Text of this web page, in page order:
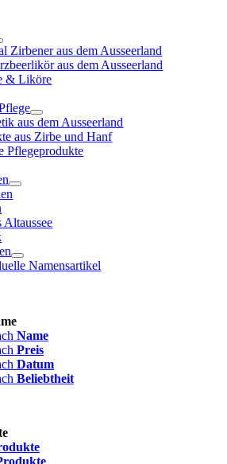
Zirbener aus dem Ausseerland
aus dem Ausseerland
& Liköre
aus dem Ausseerland
aus Zirbe und Hanf
Pflegeprodukte
Altaussee
Namensartikel
Name
Preis
Datum
Beliebtheit